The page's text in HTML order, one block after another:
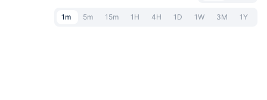
1m 5m 15m 1H 4H 1D 1W 3M 1Y